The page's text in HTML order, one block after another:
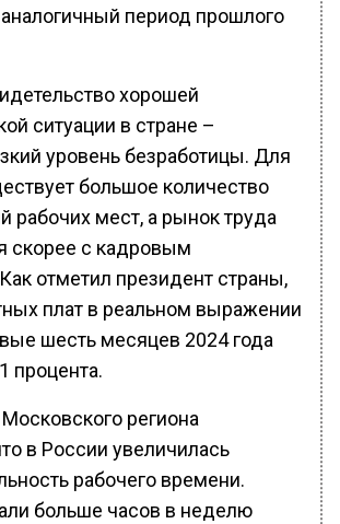
период прошлого
хорошей
ситуации в стране –
уровень безработицы. Для
большое количество
рабочих мест, а рынок труда
скорее с кадровым
отметил президент страны,
плат в реальном выражении
шесть месяцев 2024 года
процента.
региона
в России увеличилась
рабочего времени.
больше часов в неделю